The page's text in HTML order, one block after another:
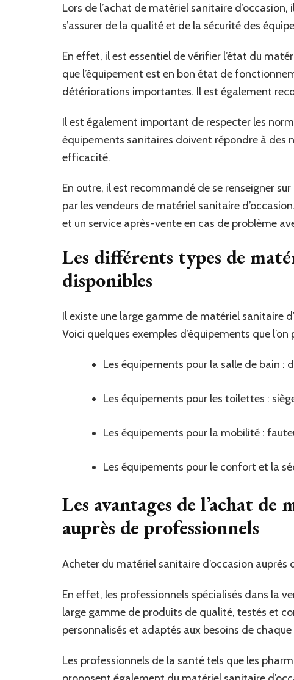
Lors de l’achat de matériel sanitaire
s’assurer de la qualité et de la sécurité des
En effet, il est essentiel de vérifier l’état du
que l’équipement est en bon état de
détériorations importantes. Il est également
Il est également important de respecter les
équipements sanitaires doivent répondre à des
efficacité.
En outre, il est recommandé de se renseigner
par les vendeurs de matériel sanitaire
et un service après-vente en cas de problème
Les différents types de
disponibles
Il existe une large gamme de matériel sanitaire
Voici quelques exemples d’équipements que
Les équipements pour la salle de bain :
Les équipements pour les toilettes :
Les équipements pour la mobilité :
Les équipements pour le confort et la
Les avantages de l’achat
auprès de professionnels
Acheter du matériel sanitaire d’occasion
En effet, les professionnels spécialisés dans la
large gamme de produits de qualité, testés et
personnalisés et adaptés aux besoins de chaque
Les professionnels de la santé tels que les